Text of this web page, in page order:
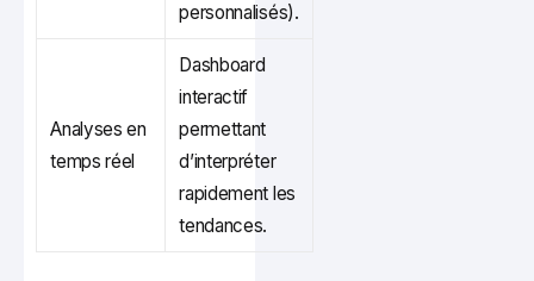
personnalisés).
Analyses en
temps réel
Dashboard
interactif
permettant
d’interpréter
rapidement les
tendances.